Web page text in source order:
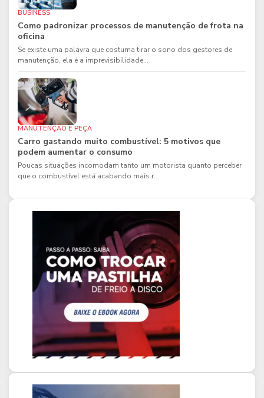
BUSINESS
Como padronizar processos de manutenção de frota na
oficina
Se existe uma palavra que costuma tirar o sono dos gestores de
manutenção, ela é a imprevisibilidade...
MANUTENÇÃO E PEÇA
Carro gastando muito combustível: 5 motivos que
podem aumentar o consumo
Poucas situações incomodam tanto um motorista quanto perceber
que o combustível está acabando mais r...